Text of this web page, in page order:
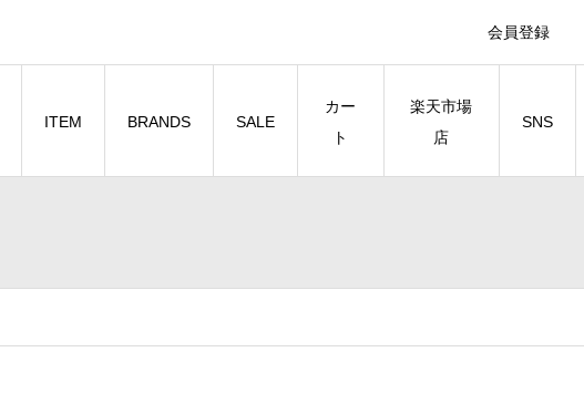
会員登録
ITEM BRANDS SALE
カー
ト
楽天市場
店
SNS